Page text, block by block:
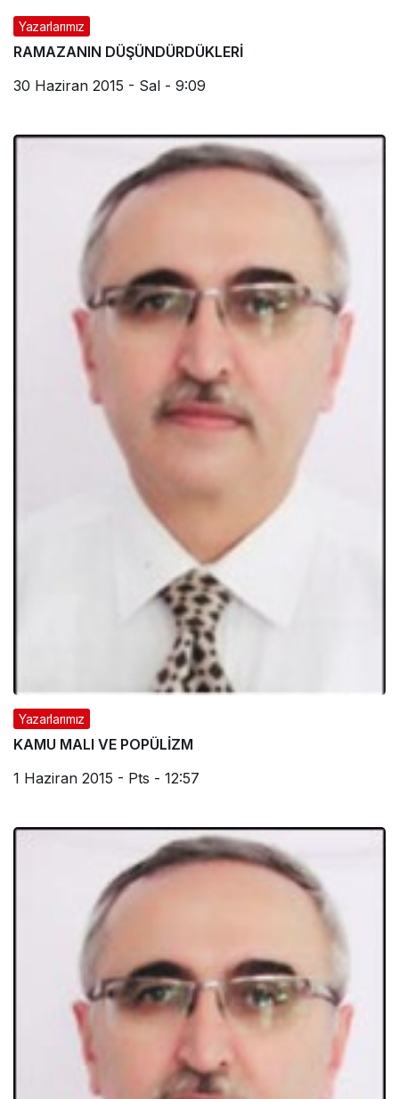
Yazarlarımız
RAMAZANIN DÜŞÜNDÜRDÜKLERİ
30 Haziran 2015 - Sal - 9:09
Yazarlarımız
KAMU MALI VE POPÜLİZM
1 Haziran 2015 - Pts - 12:57